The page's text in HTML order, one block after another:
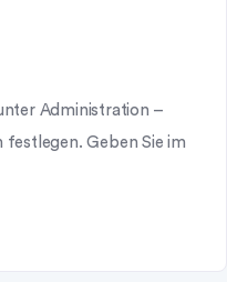
Administration –
festlegen. Geben Sie im